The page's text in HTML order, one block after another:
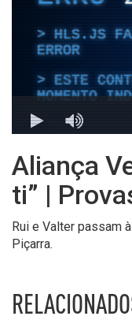
Aliança
ti” |
Rui e Valter passam
Piçarra.